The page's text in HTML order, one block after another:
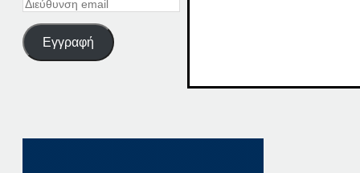
Διεύθυνση
Εγγραφή